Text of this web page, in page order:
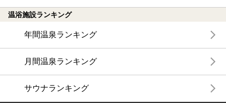
温浴施設ランキング
年間温泉ランキング
月間温泉ランキング
サウナランキング